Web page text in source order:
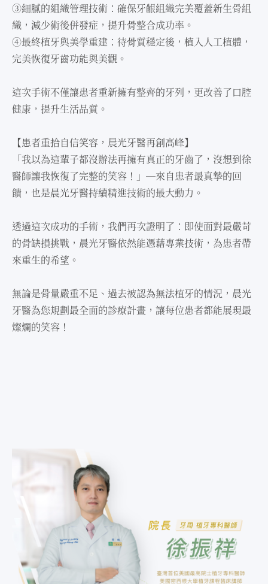
③細膩的組織管理技術：確保牙齦組織完美覆蓋新⽣骨組
織，減少術後併發症，提升骨整合成功率。
④最終植牙與美學重建：待骨質穩定後，植入⼈⼯植體，
完美恢復牙⿒功能與美觀。
這次⼿術不僅讓患者重新擁有整⿑的牙列，更改善了⼝腔
健康，提升⽣活品質。
【患者重拾⾃信笑容，晨光牙醫再創⾼峰】
「我以為這輩⼦都沒辦法再擁有真正的牙⿒了，沒想到徐
醫師讓我恢復了完整的笑容！」—來⾃患者最真摯的回
饋，也是晨光牙醫持續精進技術的最⼤動⼒。
透過這次成功的⼿術，我們再次證明了：即使⾯對最嚴苛
的骨缺損挑戰，晨光牙醫依然能憑藉專業技術，為患者帶
來重⽣的希望。
無論是骨量嚴重不⾜、過去被認為無法植牙的情況，晨光
牙醫為您規劃最全⾯的診療計畫，讓每位患者都能展現最
燦爛的笑容！